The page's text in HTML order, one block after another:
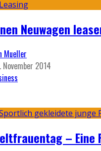
Neuwagen
Mueller
November 2014
– Eine